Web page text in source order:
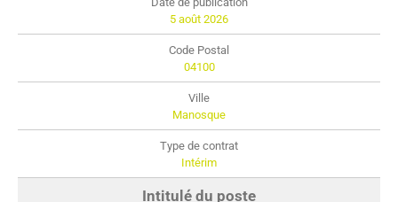
5 août 2026
04100
Manosque
Intérim